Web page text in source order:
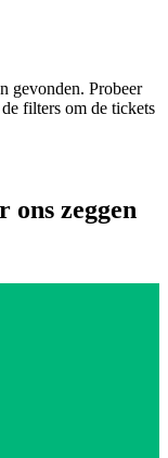
gevonden. Probeer
filters om de tickets
ons zeggen